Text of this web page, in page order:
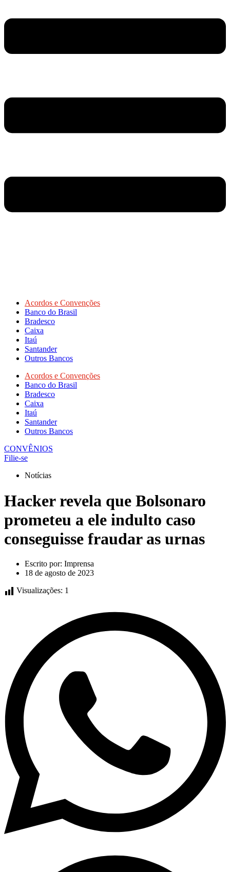
Acordos e Convenções
Banco do Brasil
Bradesco
Caixa
Itaú
Santander
Outros Bancos
Acordos e Convenções
Banco do Brasil
Bradesco
Caixa
Itaú
Santander
Outros Bancos
CONVÊNIOS
Filie-se
Notícias
Hacker revela que Bolsonaro
prometeu a ele indulto caso
conseguisse fraudar as urnas
Escrito por: Imprensa
18 de agosto de 2023
Visualizações: 1